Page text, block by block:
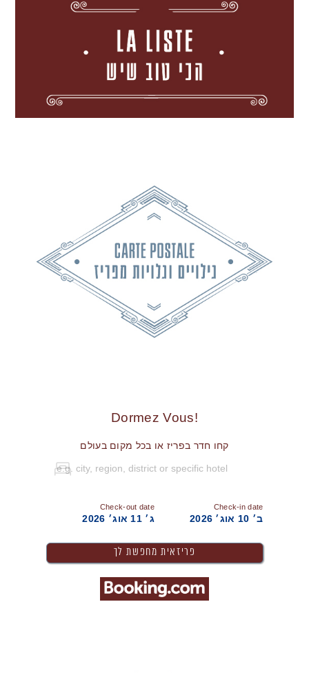
!Dormez Vous
קחו חדר בפריז או בכל מקום בעולם
Check-in date
ב׳ 10 אוג׳ 2026
Check-out date
ג׳ 11 אוג׳ 2026